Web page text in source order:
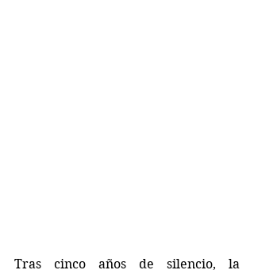
Tras cinco años de silencio, la